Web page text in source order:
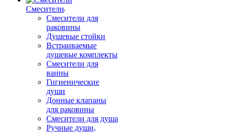
Смесители
Смесители для
раковины
Душевые стойки
Встраиваемые
душевые комплекты
Смесители для
ванны
Гигиенические
души
Донные клапаны
для раковины
Смесители для душа
Ручные души,